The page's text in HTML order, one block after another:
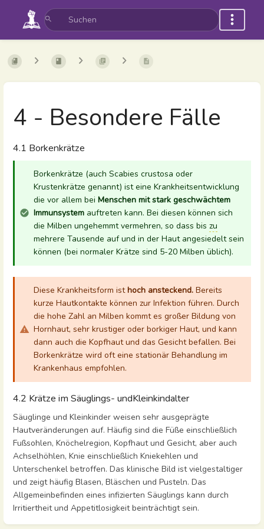
4 - Besondere Fälle
4.1 Borkenkrätze
Borkenkrätze (auch Scabies crustosa oder
Krustenkrätze genannt) ist eine Krankheitsentwicklung
die vor allem bei Menschen mit stark geschwächtem
Immunsystem auftreten kann. Bei diesen können sich
die Milben ungehemmt vermehren, so dass bis zu
mehrere Tausende auf und in der Haut angesiedelt sein
können (bei normaler Krätze sind 5-20 Milben üblich).
Diese Krankheitsform isthoch ansteckend. Bereits
kurze Hautkontakte können zur Infektion führen. Durch
die hohe Zahl an Milben kommt es großer Bildung von
Hornhaut, sehr krustiger oder borkiger Haut, und kann
dann auch die Kopfhaut und das Gesicht befallen. Bei
Borkenkrätze wird oft eine stationär Behandlung im
Krankenhaus empfohlen.
4.2 Krätze im Säuglings- undKleinkindalter
Säuglinge und Kleinkinder weisen sehr ausgeprägte
Hautveränderungen auf. Häufig sind die Füße einschließlich
Fußsohlen, Knöchelregion, Kopfhaut und Gesicht, aber auch
Achselhöhlen, Knie einschließlich Kniekehlen und
Unterschenkel betroffen. Das klinische Bild ist vielgestaltiger
und zeigt häufig Blasen, Bläschen und Pusteln. Das
Allgemeinbefinden eines infizierten Säuglings kann durch
Irritiertheit und Appetitlosigkeit beinträchtigt sein.